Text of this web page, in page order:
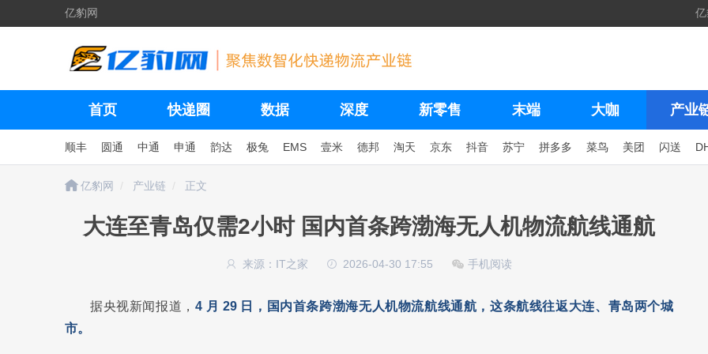
亿豹网
首页 快递圈 数据 深度 新零售 末端 大咖 产业
顺丰 圆通 中通 申通 韵达 极兔 EMS 壹米 德邦 淘天 京东 抖音 苏宁 拼多多 菜鸟 美团 闪送
亿豹网 产业链 正文
大连至青岛仅需2小时 国内首条跨渤海无人机物流航线通航
来源：IT之家 2026-04-30 17:55 手机阅读
据央视新闻报道， 4 月 29 日，国内首条跨渤海无人机物流航线通航，这条航线往返大连、青岛两个城
市。